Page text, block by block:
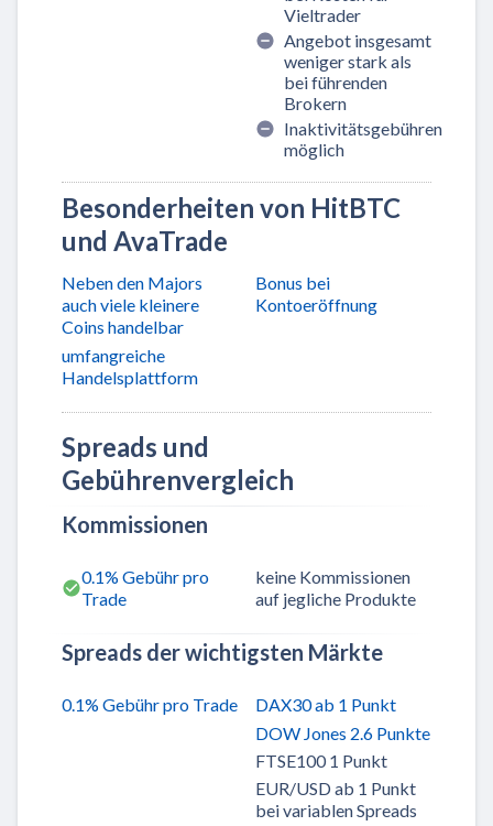
Vieltrader
Angebot insgesamt
weniger stark als
bei führenden
Brokern
Inaktivitätsgebühren
möglich
Besonderheiten von HitBTC
und AvaTrade
Neben den Majors
auch viele kleinere
Coins handelbar
umfangreiche
Handelsplattform
Bonus bei
Kontoeröffnung
Spreads und
Gebührenvergleich
Kommissionen
0.1% Gebühr pro
Trade
keine Kommissionen
auf jegliche Produkte
Spreads der wichtigsten Märkte
0.1% Gebühr pro Trade
DAX30 ab 1 Punkt
DOW Jones 2.6 Punkte
FTSE100 1 Punkt
EUR/USD ab 1 Punkt
bei variablen Spreads